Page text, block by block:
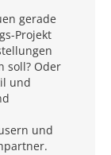
gerade
Projekt
soll? Oder
und
und